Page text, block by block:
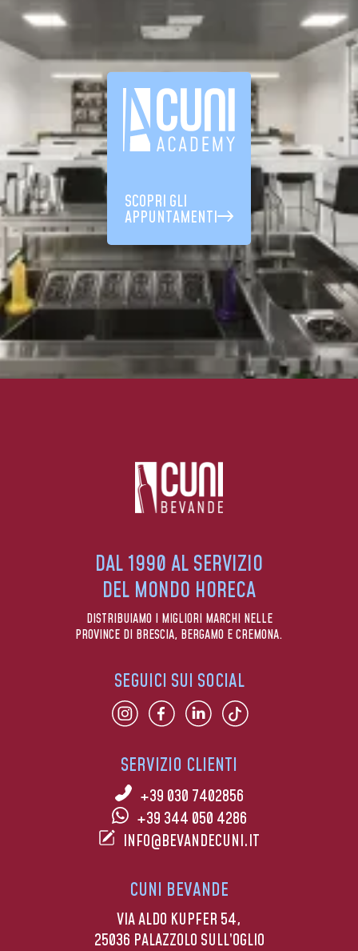
SCOPRI GLI
APPUNTAMENTI
DAL 1990 AL SERVIZIO
DEL MONDO HORECA
DISTRIBUIAMO I MIGLIORI MARCHI NELLE
PROVINCE DI BRESCIA, BERGAMO E CREMONA.
SERVIZIO CLIENTI
+39 030 7402856
+39 344 050 4286
INFO@BEVANDECUNI.IT
CUNI BEVANDE
VIA ALDO KUPFER 54,
25036 PALAZZOLO SULL’OGLIO
SEGUICI SUI SOCIAL